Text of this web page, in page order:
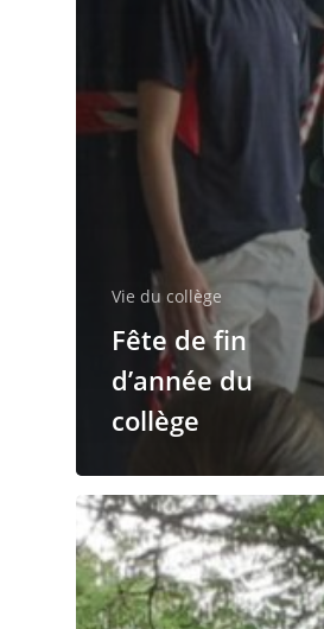
Vie du collège
Fête de fin
d’année du
collège